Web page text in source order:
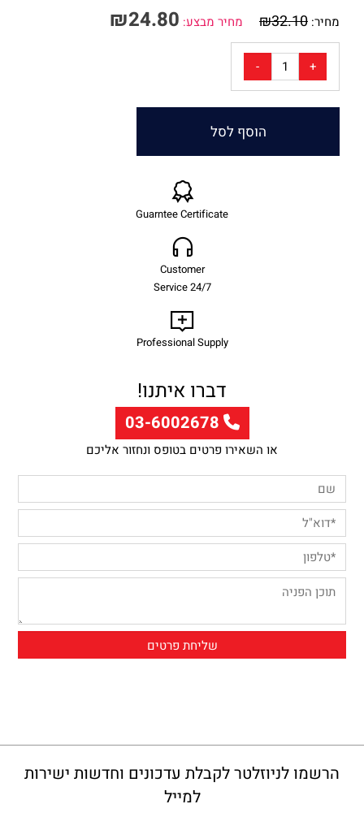
מחיר:
₪32.10 מחיר מבצע: ₪24.80
הוסף לסל
Guarntee Certificate
Customer
Service 24/7
Professional Supply
דברו איתנו!
03-6002678
או השאירו פרטים בטופס ונחזור אליכם
הרשמו לניוזלטר לקבלת עדכונים וחדשות ישירות
למייל